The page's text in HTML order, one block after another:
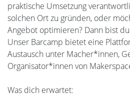
praktische Umsetzung
solchen Ort zu gründen, oder
Angebot optimieren? Dann bist
Unser Barcamp bietet eine
Austausch unter Macher*innen,
Organisator*innen von
Was dich erwartet: